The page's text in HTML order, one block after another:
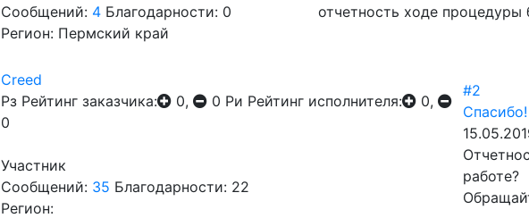
Сообщений: 4 Благодарности: 0
Регион: Пермский край
отчетность ходе процедуры
Creed
Рз Рейтинг заказчика: 0, 0 Ри Рейтинг исполнителя:
0,
0
Участник
Сообщений: 35 Благодарности: 22
Регион:
#2
Спасибо!
работе?